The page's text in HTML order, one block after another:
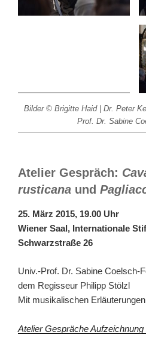
Bilder © Brigitte Haid | Dr. Peter
Prof. Dr. Sabine
Atelier Gespräch:
rusticana und
25. März 2015, 19.00 Uhr
Wiener Saal, Internationale
Schwarzstraße 26
Univ.-Prof. Dr. Sabine Coelsch-
dem Regisseur Philipp Stölzl
Mit musikalischen
Atelier Gespräche